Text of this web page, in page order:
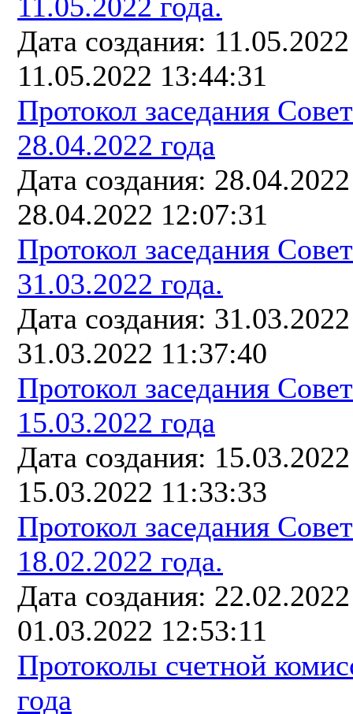
Дата создания:
11.05.2022 13:44:31
Протокол заседания
28.04.2022 года
Дата создания:
28.04.2022 12:07:31
Протокол заседания
31.03.2022 года.
Дата создания:
31.03.2022 11:37:40
Протокол заседания
15.03.2022 года
Дата создания:
15.03.2022 11:33:33
Протокол заседания
18.02.2022 года.
Дата создания:
01.03.2022 12:53:11
Протоколы счетной
года